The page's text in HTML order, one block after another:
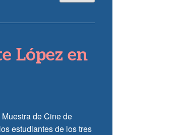
López en
de Cine de
estudiantes de los tres